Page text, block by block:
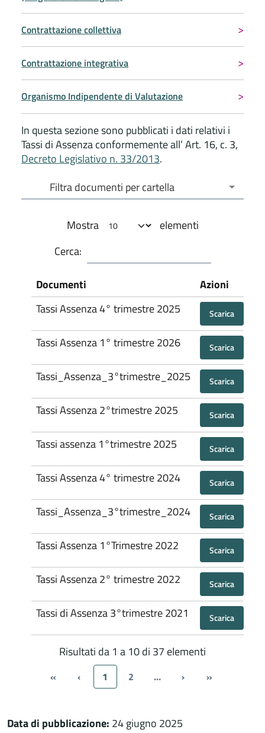
Contrattazione collettiva
Contrattazione integrativa
Organismo Indipendente di Valutazione
In questa sezione sono pubblicati i dati relativi i
Tassi di Assenza conformemente all’ Art. 16, c. 3,
Decreto Legislativo n. 33/2013.
Filtra documenti per cartella
Filtra documenti per cartella
Mostra
elementi
Cerca:
Documenti
Azioni
Tassi Assenza 4° trimestre 2025
Scarica
Tassi Assenza 1° trimestre 2026 Scarica
Tassi_Assenza_3°trimestre_2025 Scarica
Tassi Assenza 2°trimestre 2025 Scarica
Tassi assenza 1°trimestre 2025 Scarica
Tassi Assenza 4° trimestre 2024 Scarica
Tassi_Assenza_3°trimestre_2024 Scarica
Tassi Assenza 1°Trimestre 2022 Scarica
Tassi Assenza 2° trimestre 2022 Scarica
Tassi di Assenza 3°trimestre 2021 Scarica
Risultati da 1 a 10 di 37 elementi
« ‹ 1 2 … › »
Data di pubblicazione: 24 giugno 2025